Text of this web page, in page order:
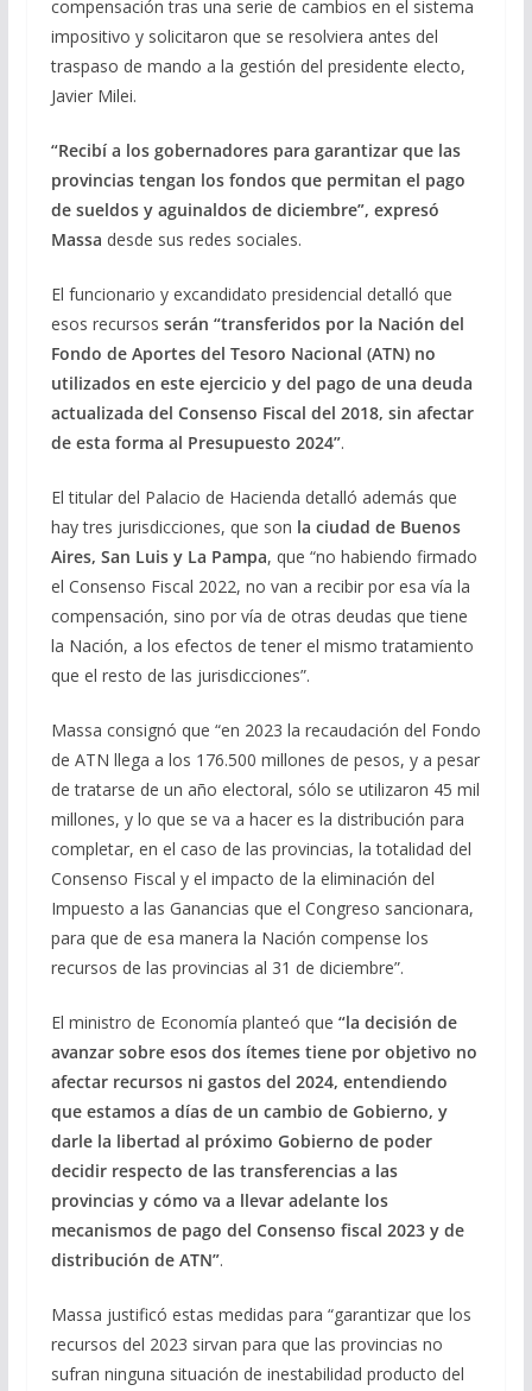
compensación tras una serie de cambios en el sistema
impositivo y solicitaron que se resolviera antes del
traspaso de mando a la gestión del presidente electo,
Javier Milei.
“Recibí a los gobernadores para garantizar que las
provincias tengan los fondos que permitan el pago
de sueldos y aguinaldos de diciembre”, expresó
Massa desde sus redes sociales.
El funcionario y excandidato presidencial detalló que
esos recursos serán “transferidos por la Nación del
Fondo de Aportes del Tesoro Nacional (ATN) no
utilizados en este ejercicio y del pago de una deuda
actualizada del Consenso Fiscal del 2018, sin afectar
de esta forma al Presupuesto 2024”.
El titular del Palacio de Hacienda detalló además que
hay tres jurisdicciones, que son la ciudad de Buenos
Aires, San Luis y La Pampa, que “no habiendo firmado
el Consenso Fiscal 2022, no van a recibir por esa vía la
compensación, sino por vía de otras deudas que tiene
la Nación, a los efectos de tener el mismo tratamiento
que el resto de las jurisdicciones”.
Massa consignó que “en 2023 la recaudación del Fondo
de ATN llega a los 176.500 millones de pesos, y a pesar
de tratarse de un año electoral, sólo se utilizaron 45 mil
millones, y lo que se va a hacer es la distribución para
completar, en el caso de las provincias, la totalidad del
Consenso Fiscal y el impacto de la eliminación del
Impuesto a las Ganancias que el Congreso sancionara,
para que de esa manera la Nación compense los
recursos de las provincias al 31 de diciembre”.
El ministro de Economía planteó que “la decisión de
avanzar sobre esos dos ítemes tiene por objetivo no
afectar recursos ni gastos del 2024, entendiendo
que estamos a días de un cambio de Gobierno, y
darle la libertad al próximo Gobierno de poder
decidir respecto de las transferencias a las
provincias y cómo va a llevar adelante los
mecanismos de pago del Consenso fiscal 2023 y de
distribución de ATN”.
Massa justificó estas medidas para “garantizar que los
recursos del 2023 sirvan para que las provincias no
sufran ninguna situación de inestabilidad producto del